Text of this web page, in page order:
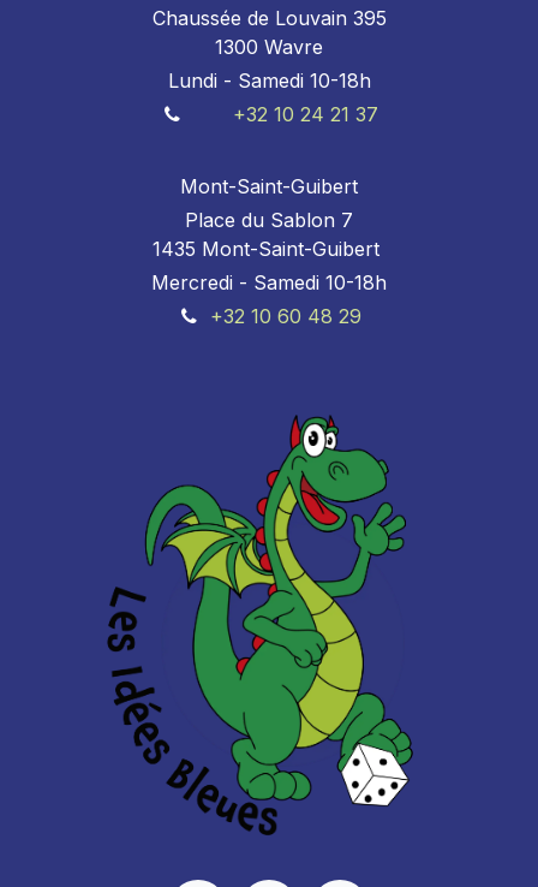
Chaussée de Louvain 395
1300 Wavre
Lundi - Samedi 10-18h
+32 10 24 21 37
Mont-Saint-Guibert
Place du Sablon 7
1435 Mont-Saint-Guibert
Mercredi - Samedi 10-18h
+32 10 60 48 29